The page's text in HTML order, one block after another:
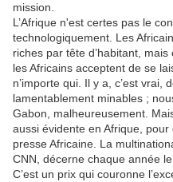
mission.
L’Afrique n'est certes pas le
technologiquement. Les
riches par tête d’habitant,
les Africains acceptent de se
n’importe qui. Il y a, c’est vrai,
lamentablement minables ;
Gabon, malheureusement.
aussi évidente en Afrique,
presse Africaine. La
CNN, décerne chaque année
C’est un prix qui couronne